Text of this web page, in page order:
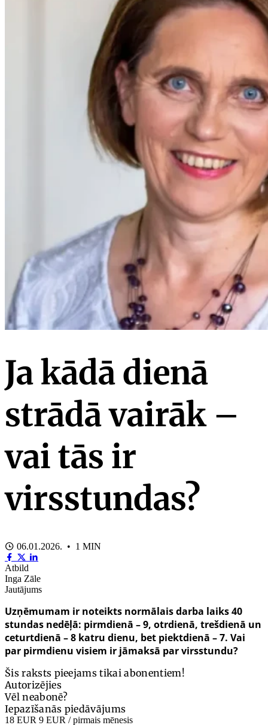
Ja kādā dienā
strādā vairāk –
vai tās ir
virsstundas?
06.01.2026. • 1 MIN
Atbild
Inga Zāle
Jautājums
Uzņēmumam ir noteikts normālais darba laiks 40
stundas nedēļā: pirmdienā – 9, otrdienā, trešdienā un
ceturtdienā – 8 katru dienu, bet piektdienā – 7. Vai
par pirmdienu visiem ir jāmaksā par virsstundu?
Šis raksts pieejams tikai abonentiem!
Autorizējies
Vēl neabonē?
Iepazīšanās piedāvājums
18 EUR 9 EUR / pirmais mēnesis